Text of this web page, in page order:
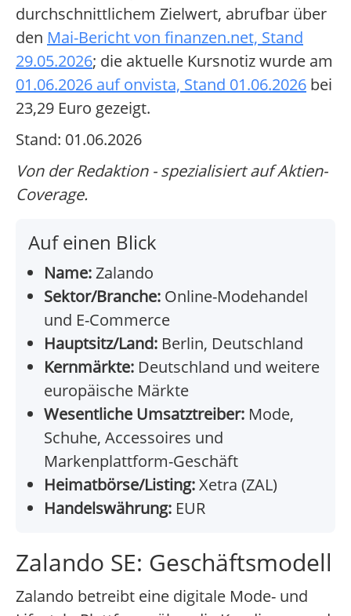
durchschnittlichem Zielwert, abrufbar über
den Mai-Bericht von finanzen.net, Stand
29.05.2026; die aktuelle Kursnotiz wurde am
01.06.2026 auf onvista, Stand 01.06.2026 bei
23,29 Euro gezeigt.
Stand: 01.06.2026
Von der Redaktion - spezialisiert auf Aktien-
Coverage.
Auf einen Blick
Name:Zalando
Sektor/Branche: Online-Modehandel
und E-Commerce
Hauptsitz/Land: Berlin, Deutschland
Kernmärkte: Deutschland und weitere
europäische Märkte
Wesentliche Umsatztreiber: Mode,
Schuhe, Accessoires und
Markenplattform-Geschäft
Heimatbörse/Listing:Xetra (ZAL)
Handelswährung: EUR
Zalando SE: Geschäftsmodell
Zalando betreibt eine digitale Mode- und